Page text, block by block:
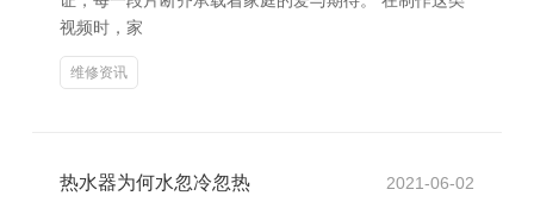
视频时，家
维修资讯
热水器为何水忽冷忽热 2021-06-02